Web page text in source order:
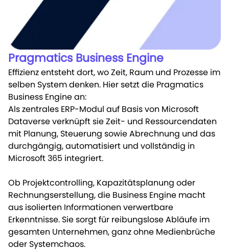
Pragmatics Business Engine
Effizienz entsteht dort, wo Zeit, Raum und Prozesse im
selben System denken. Hier setzt die Pragmatics
Business Engine an:
Als zentrales ERP-Modul auf Basis von Microsoft
Dataverse verknüpft sie Zeit- und Ressourcendaten
mit Planung, Steuerung sowie Abrechnung und das
durchgängig, automatisiert und vollständig in
Microsoft 365 integriert.
Ob Projektcontrolling, Kapazitätsplanung oder
Rechnungserstellung, die Business Engine macht
aus isolierten Informationen verwertbare
Erkenntnisse. Sie sorgt für reibungslose Abläufe im
gesamten Unternehmen, ganz ohne Medienbrüche
oder Systemchaos.